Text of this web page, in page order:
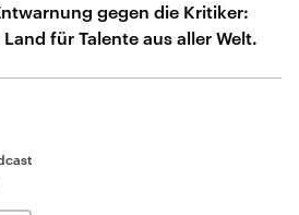
gegen die Kritiker:
für Talente aus aller Welt.